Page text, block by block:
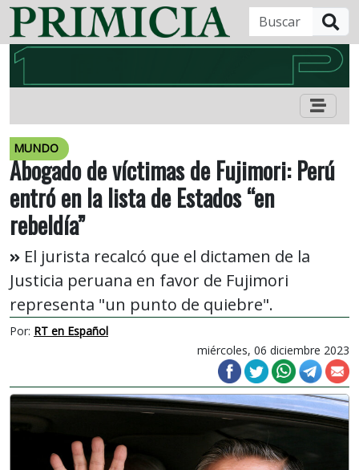
MUNDO
Abogado de víctimas de Fujimori: Perú
entró en la lista de Estados “en
rebeldía”
El jurista recalcó que el dictamen de la
Justicia peruana en favor de Fujimori
representa "un punto de quiebre".
Por: RT en Español
miércoles, 06 diciembre 2023